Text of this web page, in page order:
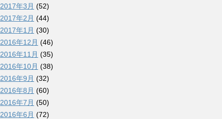
2017年3月 (52)
2017年2月 (44)
2017年1月 (30)
2016年12月 (46)
2016年11月 (35)
2016年10月 (38)
2016年9月 (32)
2016年8月 (60)
2016年7月 (50)
2016年6月 (72)